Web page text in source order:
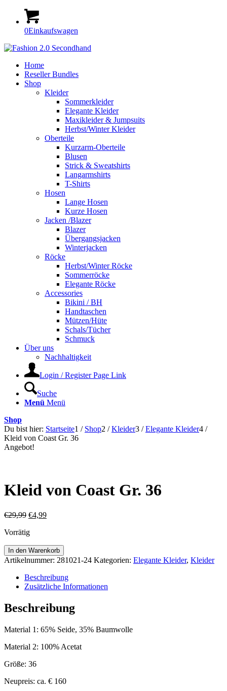
0Einkaufswagen
Home
Reseller Bundles
Shop
Kleider
Sommerkleider
Elegante Kleider
Maxikleider & Jumpsuits
Herbst/Winter Kleider
Oberteile
Kurzarm-Oberteile
Blusen
Strick & Sweatshirts
Langarmshirts
T-Shirts
Hosen
Lange Hosen
Kurze Hosen
Jacken /Blazer
Blazer
Übergangsjacken
Winterjacken
Röcke
Herbst/Winter Röcke
Sommerröcke
Elegante Röcke
Accessories
Bikini / BH
Handtaschen
Mützen/Hüte
Schals/Tücher
Schmuck
Über uns
Nachhaltigkeit
Login / Register Page Link
Suche
Menü Menü
Shop
Du bist hier: Startseite1 / Shop2 / Kleider3 / Elegante Kleider4 /
Kleid von Coast Gr. 36
Angebot!
Kleid von Coast Gr. 36
€29,99 Ursprünglicher
war:
€4,99Aktueller
Vorrätig
Kleid
von
In den Warenkorb
Artikelnummer: 281021-24 Kategorien: Elegante Kleider, Kleider
Beschreibung
Zusätzliche Informationen
Beschreibung
Material 1: 65% Seide, 35% Baumwolle
Material 2: 100% Acetat
Größe: 36
Neupreis: ca. € 160